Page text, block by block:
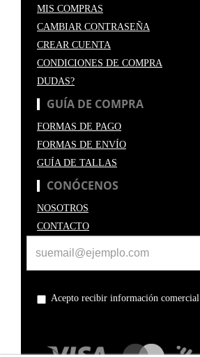
MIS COMPRAS
CAMBIAR CONTRASEÑA
CREAR CUENTA
CONDICIONES DE COMPRA
DUDAS?
GUÍA DE COMPRA
FORMAS DE PAGO
FORMAS DE ENVÍO
GUÍA DE TALLAS
CONÓCENOS
NOSOTROS
CONTACTO
Acepto recibir información comercial